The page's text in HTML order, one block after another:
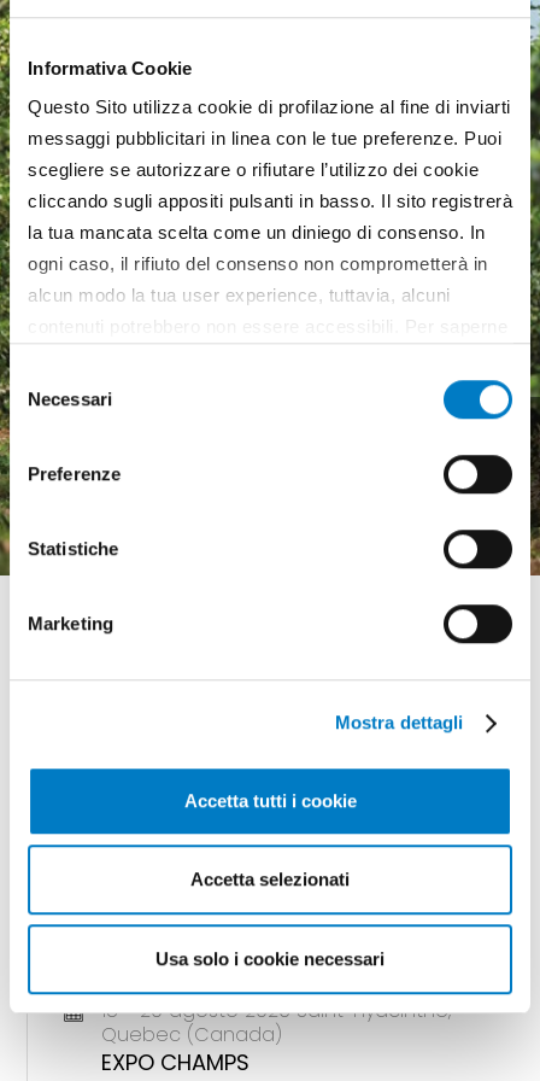
Informativa Cookie
Questo Sito utilizza cookie di profilazione al fine di inviarti
messaggi pubblicitari in linea con le tue preferenze. Puoi
scegliere se autorizzare o rifiutare l’utilizzo dei cookie
cliccando sugli appositi pulsanti in basso. Il sito registrerà
la tua mancata scelta come un diniego di consenso. In
ogni caso, il rifiuto del consenso non comprometterà in
alcun modo la tua user experience, tuttavia, alcuni
contenuti potrebbero non essere accessibili. Per saperne
all’utilizzo di tutti, o solamente di alcuni di essi, ti
Selezione
del
consenso
Necessari
Preferenze
Statistiche
Marketing
Mostra dettagli
Accetta tutti i cookie
Accetta selezionati
Usa solo i cookie necessari
Macchine agricole, mercato
in crescita ma pesa
GLI APPUNTAMENTI
della meccanizzazione
18 - 20 agosto 2026 Gunnedah, Nsw
(Australia)
AGQUIP FIELD DAYS
18 - 20 agosto 2026 Saint-Hyacinthe,
Quebec (Canada)
EXPO CHAMPS